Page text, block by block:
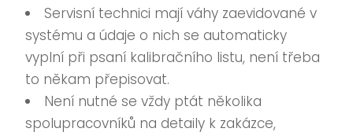
Servisní technici mají váhy zaevidované v
systému a údaje o nich se automaticky
vyplní při psaní kalibračního listu, není třeba
to někam přepisovat.
Není nutné se vždy ptát několika
spolupracovníků na detaily k zakázce,